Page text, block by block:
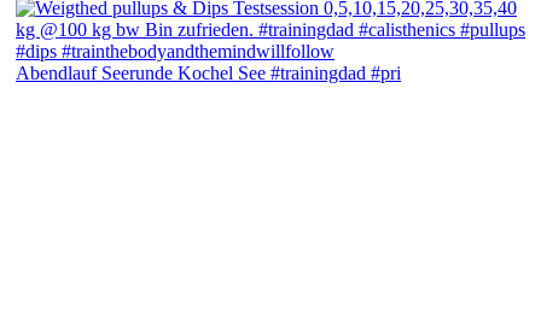
Abendlauf Seerunde Kochel See #trainingdad #pri